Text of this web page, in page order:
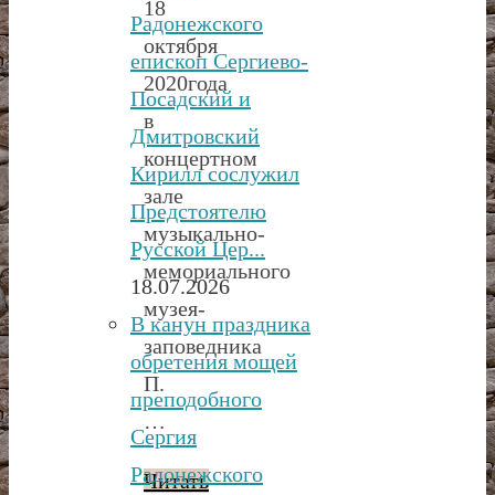
18
октября
2020года
в
концертном
зале
музыкально-
мемориального
музея-
заповедника
П.
…
Читать
Радонежского
епископ Сергиево-
Посадский и
Дмитровский
Кирилл сослужил
Предстоятелю
Русской Цер...
18.07.2026
В канун праздника
обретения мощей
преподобного
Сергия
Радонежского